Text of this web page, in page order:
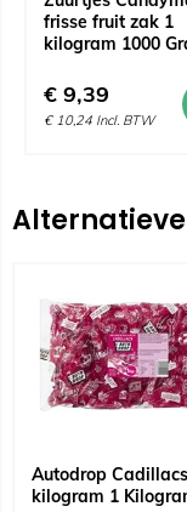
frisse fruit zak 1
kilogram 1000
€ 9,39
€ 10,24 Incl. BTW
Autodrop
kilogram 1